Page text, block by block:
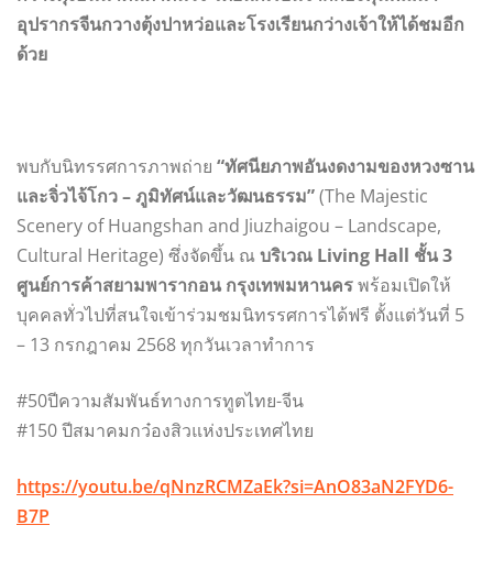
อุปรากรจีนกวางตุ้งปาหว่อและโรงเรียนกว่างเจ้าให้ได้ชมอีก
ด้วย
พบกับนิทรรศการภาพถ่าย “ทัศนียภาพอันงดงามของหวงซาน
และจิ่วไจ้โกว – ภูมิทัศน์และวัฒนธรรม”(The Majestic
Scenery of Huangshan and Jiuzhaigou – Landscape,
Cultural Heritage) ซึ่งจัดขึ้น ณบริเวณ Living Hall ชั้น 3
ศูนย์การค้าสยามพารากอน กรุงเทพมหานครพร้อมเปิดให้
บุคคลทั่วไปที่สนใจเข้าร่วมชมนิทรรศการได้ฟรี ตั้งแต่วันที่ 5
– 13 กรกฎาคม 2568 ทุกวันเวลาทำการ
#50ปีความสัมพันธ์ทางการทูตไทย-จีน
#150 ปีสมาคมกว๋องสิวแห่งประเทศไทย
https://youtu.be/qNnzRCMZaEk?si=AnO83aN2FYD6-
B7P